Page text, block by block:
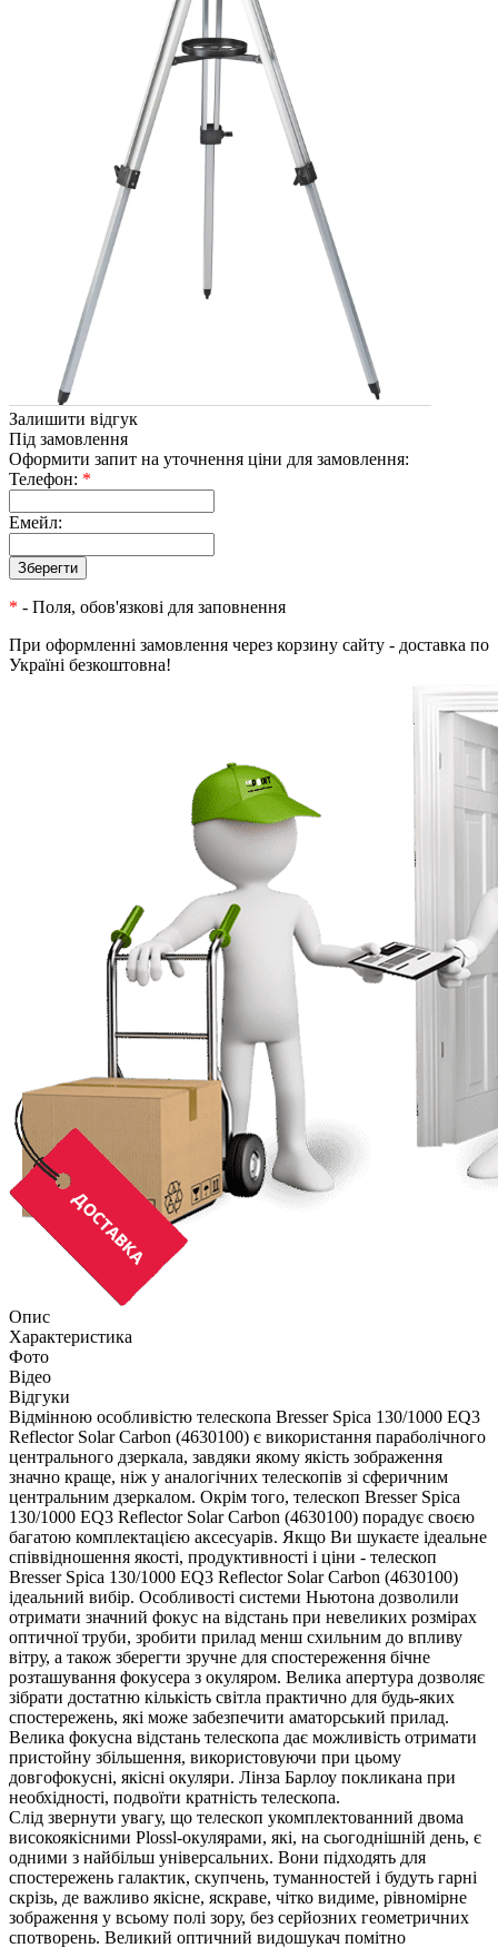
Залишити відгук
Під замовлення
Оформити запит на уточнення ціни для замовлення:
Телефон: *
Емейл:
* - Поля, обов'язкові для заповнення
При оформленні замовлення через корзину сайту - доставка по
Україні безкоштовна!
Опис
Характеристика
Фото
Відео
Відгуки
Відмінною особливістю телескопа Bresser Spica 130/1000 EQ3
Reflector Solar Carbon (4630100) є використання параболічного
центрального дзеркала, завдяки якому якість зображення
значно краще, ніж у аналогічних телескопів зі сферичним
центральним дзеркалом. Окрім того, телескоп Bresser Spica
130/1000 EQ3 Reflector Solar Carbon (4630100) порадує своєю
багатою комплектацією аксесуарів. Якщо Ви шукаєте ідеальне
співвідношення якості, продуктивності і ціни - телескоп
Bresser Spica 130/1000 EQ3 Reflector Solar Carbon (4630100)
ідеальний вибір. Особливості системи Ньютона дозволили
отримати значний фокус на відстань при невеликих розмірах
оптичної труби, зробити прилад менш схильним до впливу
вітру, а також зберегти зручне для спостереження бічне
розташування фокусера з окуляром. Велика апертура дозволяє
зібрати достатню кількість світла практично для будь-яких
спостережень, які може забезпечити аматорський прилад.
Велика фокусна відстань телескопа дає можливість отримати
пристойну збільшення, використовуючи при цьому
довгофокусні, якісні окуляри. Лінза Барлоу покликана при
необхідності, подвоїти кратність телескопа.
Слід звернути увагу, що телескоп укомплектованний двома
високоякісними Plossl-окулярами, які, на сьогоднішній день, є
одними з найбільш універсальних. Вони підходять для
спостережень галактик, скупчень, туманностей і будуть гарні
скрізь, де важливо якісне, яскраве, чітко видиме, рівномірне
зображення у всьому полі зору, без серйозних геометричних
спотворень. Великий оптичний видошукач помітно